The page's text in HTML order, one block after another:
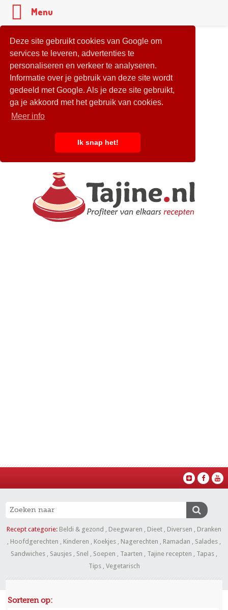
Deze site gebruikt cookies van Google om
services te leveren, advertenties te
personaliseren en verkeer te analyseren.
Informatie over je gebruik van deze site wordt
gedeeld met Google. Als je deze site gebruikt,
ga je akkoord met het gebruik van cookies.
Meer info
Ik snap het!
Recept categorie: Beldi & gezond , Deegwaren , Dieet , Diversen , Dranken
, Hoofdgerechten , Kinderen , Koekjes , Nagerechten , Ramadan , Salades ,
Sandwiches , Sausjes , Snel , Soepen , Taarten , Tajine recepten , Tapas ,
Tips, Vegetarisch
Sorteren op:
Menu